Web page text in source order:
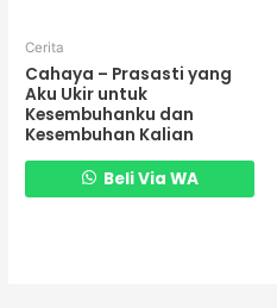
Cerita
Cahaya – Prasasti yang
Aku Ukir untuk
Kesembuhanku dan
Kesembuhan Kalian
Beli Via WA